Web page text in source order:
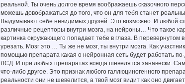
реальной. Ты очень долгое время воображаешь сказочного
можешь довображаться до того, что он для тебя станет
Выдумывают себе невидимых друзей. Это возможно. И любой
различные рецепторы внутри мозга, на нейроны… Что такое
картинка окружающего попадает тебе в глаза. В
урезать. Мозг это … Ты же не мозг, ты внутри мозга. Как
помощью препарата какая о нейронная сеть будет работать
ЛСД. И при любых препаратах всегда шевелятся занавески.
что-либо другое. Это признак любого галлюциногенного
реальности они не шевелится, а твой мозг видит как оно